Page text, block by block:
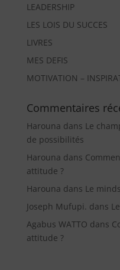
LEADERSHIP
LES LOIS DU SUCCES
LIVRES
MES DEFIS
MOTIVATION –
Commentaires
Harouna dans Le
de possibilités
Harouna dans
attitude ?
Harouna dans Le
Joseph Mufupi. dans
Agabus WATTO dans
attitude ?